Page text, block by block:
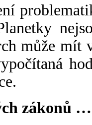
může mít
zákonů …